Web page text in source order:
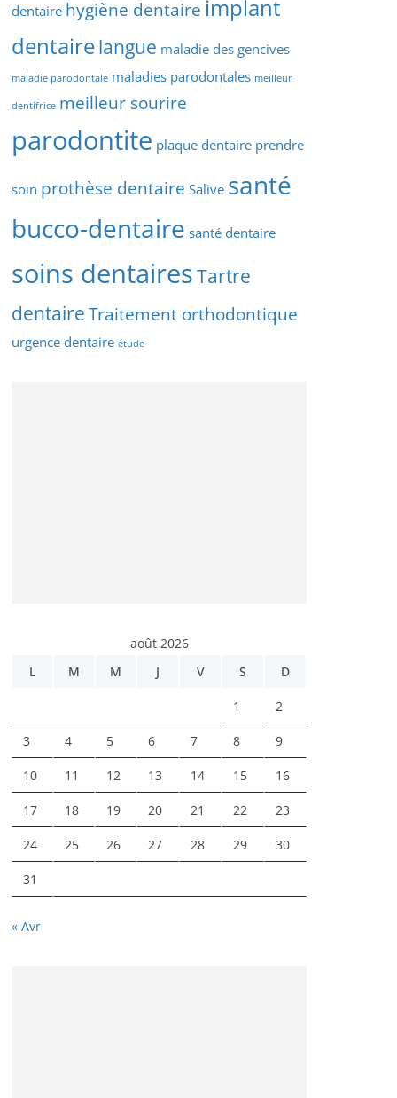
dentaire hygiène dentaire implant
dentairelangue maladie des gencives
maladie parodontale maladies parodontales meilleur
dentifrice meilleur sourire
parodontite plaque dentaire prendre
soin prothèse dentaire Salive santé
bucco-dentaire santé dentaire
soins dentairesTartre
dentaire Traitement orthodontique
urgence dentaire étude
août 2026
L
M M J V S D
1 2
3 4 5 6 7 8 9
10 11 12 13 14 15 16
17 18 19 20 21 22 23
24 25 26 27 28 29 30
31
« Avr